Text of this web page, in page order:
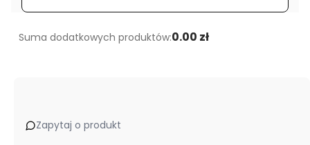
Suma dodatkowych produktów:0.00 zł
Zapytaj o produkt